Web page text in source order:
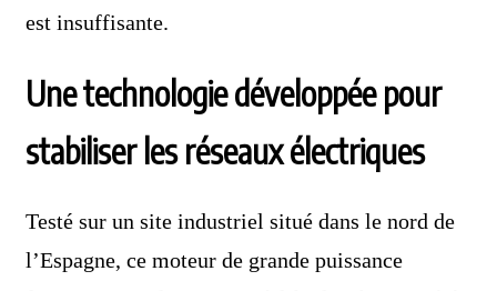
est insuffisante.
Une technologie développée pour
stabiliser les réseaux électriques
Testé sur un site industriel situé dans le nord de
l’Espagne, ce moteur de grande puissance